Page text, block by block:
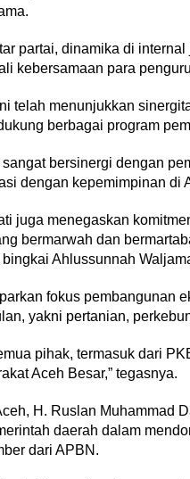
partai, dinamika di
kebersamaan para
telah menunjukkan
berbagai program
bersinergi dengan
dengan kepemimpinan di
juga menegaskan
bermarwah dan
Ahlussunnah
fokus pembangunan
yakni pertanian,
pihak, termasuk dari
Aceh Besar,” tegasnya.
H. Ruslan Muhammad
daerah dalam
dari APBN.